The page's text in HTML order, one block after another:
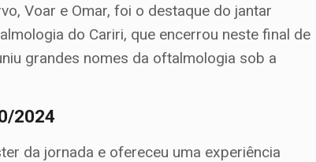
Voar e Omar, foi o destaque do jantar
do Cariri, que encerrou neste final de
grandes nomes da oftalmologia sob a
2024
da jornada e ofereceu uma experiência